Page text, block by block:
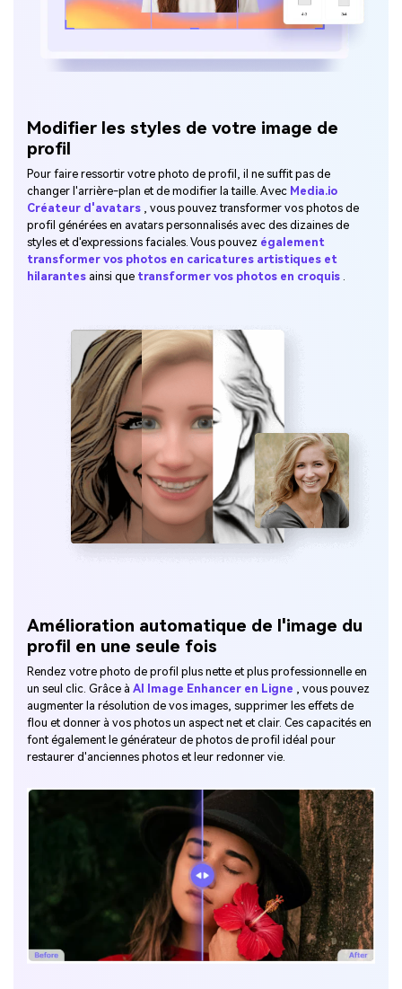
Modifier les styles de votre image de
profil
Pour faire ressortir votre photo de profil, il ne suffit pas de
changer l'arrière-plan et de modifier la taille. Avec Media.io
Créateur d'avatars
, vous pouvez transformer vos photos de
profil générées en avatars personnalisés avec des dizaines de
styles et d'expressions faciales. Vous pouvez également
transformer vos photos en caricatures artistiques et
hilarantes ainsi que transformer vos photos en croquis
Amélioration automatique de l'image du
profil en une seule fois
Rendez votre photo de profil plus nette et plus professionnelle en
un seul clic. Grâce à AI Image Enhancer en Ligne
, vous pouvez
augmenter la résolution de vos images, supprimer les effets de
flou et donner à vos photos un aspect net et clair. Ces capacités en
font également le générateur de photos de profil idéal pour
restaurer d'anciennes photos et leur redonner vie.